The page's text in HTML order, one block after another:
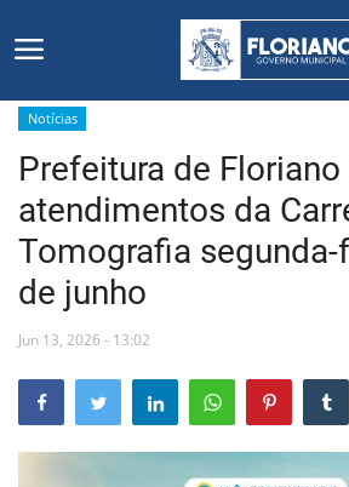
Início
Editais
Floriano
Secretarias e Órgãos
Mural de Licitações
Notícias
Prefeitura de
atendimentos da
Tomografia
de junho
Jun 13, 2026 - 13:02